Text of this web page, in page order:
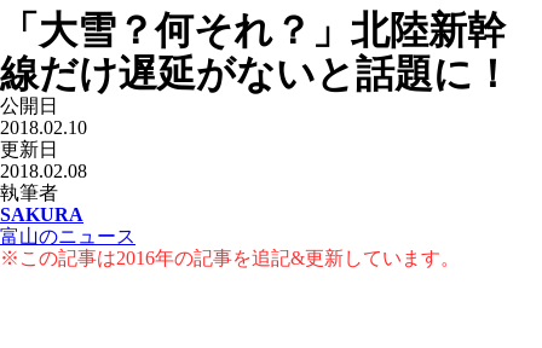
「大雪？何それ？」北陸新幹
線だけ遅延がないと話題に！
公開日
2018.02.10
更新日
2018.02.08
執筆者
SAKURA
富山のニュース
※この記事は2016年の記事を追記&更新しています。